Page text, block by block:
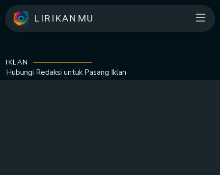
LIRIKANMU
IKLAN
Hubungi Redaksi untuk Pasang Iklan